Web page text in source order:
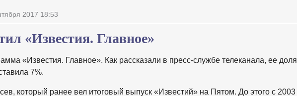
2017 18:53
«Известия. Главное»
«Известия. Главное». Как рассказали в пресс-службе телеканала, ее доля
7%.
который ранее вел итоговый выпуск «Известий» на Пятом. До этого с 2003